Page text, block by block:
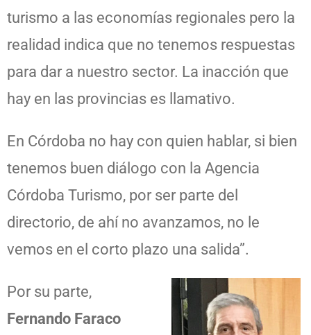
turismo a las economías regionales pero la
realidad indica que no tenemos respuestas
para dar a nuestro sector. La inacción que
hay en las provincias es llamativo.
En Córdoba no hay con quien hablar, si bien
tenemos buen diálogo con la Agencia
Córdoba Turismo, por ser parte del
directorio, de ahí no avanzamos, no le
vemos en el corto plazo una salida”.
Por su parte,
Fernando Faraco